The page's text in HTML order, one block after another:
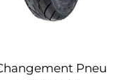
Pneu